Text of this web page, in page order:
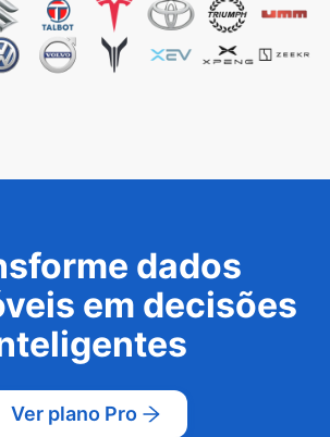
dados
em decisões
Ver plano Pro